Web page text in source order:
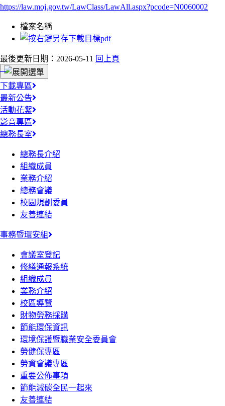
https://law.moj.gov.tw/LawClass/LawAll.aspx?pcode=N0060002
檔案名稱
最後更新日期：2026-05-11 回上頁
:::
下載專區
最新公告
活動花絮
影音專區
總務長室
總務長介紹
組織成員
業務介紹
總務會議
校園規劃委員
友善連結
事務暨環安組
會議室登記
修繕通報系統
組織成員
業務介紹
校區導覽
財物勞務採購
節能環保資訊
環境保護暨職業安全委員會
勞健保專區
勞資會議專區
重要公佈事項
節能減碳全民一起來
友善連結